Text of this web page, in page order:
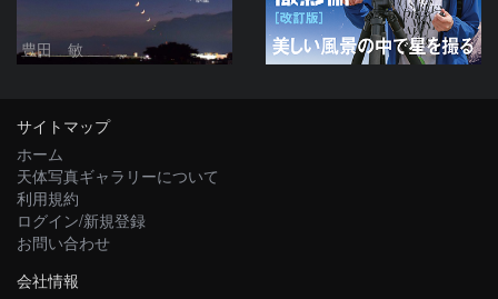
豊田 敏
サイトマップ
ホーム
天体写真ギャラリーについて
利用規約
ログイン/新規登録
お問い合わせ
会社情報